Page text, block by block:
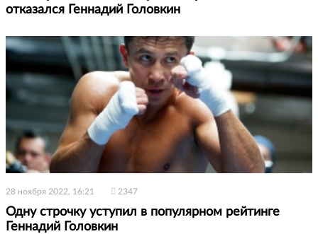
отказался Геннадий Головкин
28 ноября 2022, 16:21 2347
Одну строчку уступил в популярном рейтинге
Геннадий Головкин